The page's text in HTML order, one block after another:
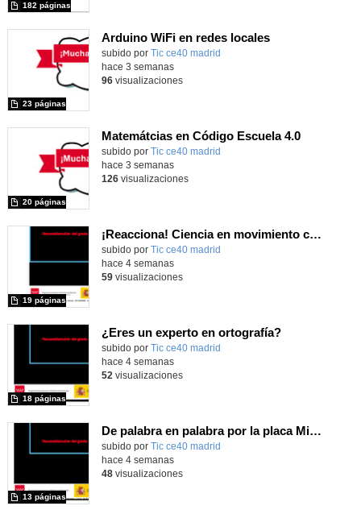
182 páginas
Arduino WiFi en redes locales
Contenido educativo.
subido por Tic ce40 madrid
23 páginas
hace 3 semanas
96visualizaciones
Matemátcias en Código Escuela 4.0
Contenido educativo.
subido por Tic ce40 madrid
20 páginas
hace 3 semanas
126visualizaciones
¡Reacciona! Ciencia en movimiento con micro:bit y Maqueen
subido por Tic ce40 madrid
19 páginas
hace 4 semanas
59visualizaciones
¿Eres un experto en ortografía?
subido por Tic ce40 madrid
18 páginas
hace 4 semanas
52 visualizaciones
De palabra en palabra por la placa Micro:Bit
subido por Tic ce40 madrid
13 páginas
hace 4 semanas
48visualizaciones